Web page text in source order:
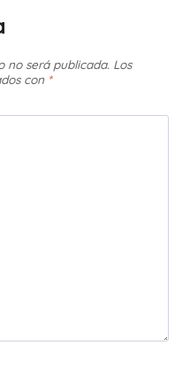
no será publicada. Los
con *